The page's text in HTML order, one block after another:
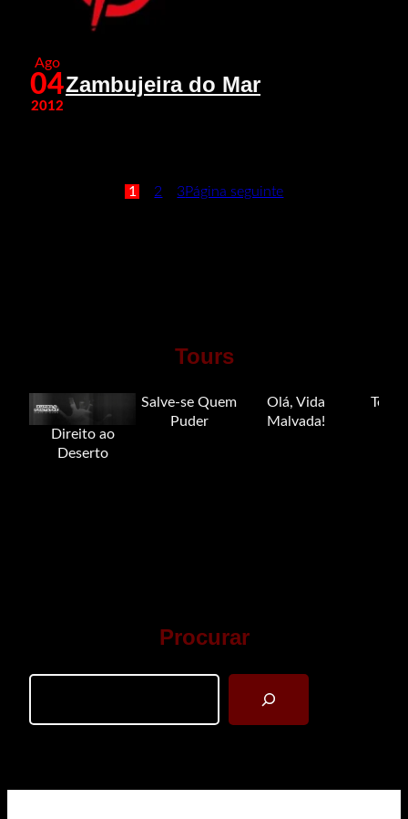
Ago
04
2012
Zambujeira do Mar
1 2 3Página seguinte
Tours
Direito ao
Deserto
Salve-se Quem
Puder
Olá, Vida
Malvada!
Tour
Procurar